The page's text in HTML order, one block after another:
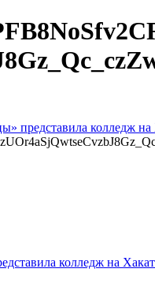
представила колледж на
колледж на